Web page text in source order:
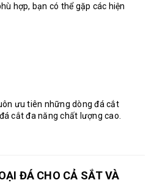
hợp, bạn có thể gặp các hiện
ưu tiên những dòng đá cắt
cắt đa năng chất lượng cao.
ĐÁ CHO CẢ SẮT VÀ